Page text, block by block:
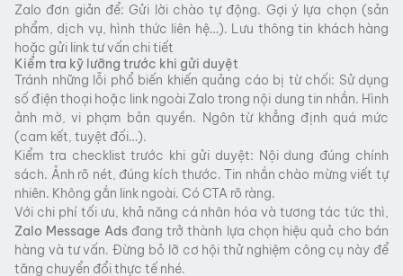
Zalo đơn giản để: Gửi lời chào tự động. Gợi ý lựa chọn (sản
phẩm, dịch vụ, hình thức liên hệ…). Lưu thông tin khách hàng
hoặc gửi link tư vấn chi tiết
Kiểm tra kỹ lưỡng trước khi gửi duyệt
Tránh những lỗi phổ biến khiến quảng cáo bị từ chối: Sử dụng
số điện thoại hoặc link ngoài Zalo trong nội dung tin nhắn. Hình
ảnh mờ, vi phạm bản quyền. Ngôn từ khẳng định quá mức
(cam kết, tuyệt đối…).
Kiểm tra checklist trước khi gửi duyệt: Nội dung đúng chính
sách. Ảnh rõ nét, đúng kích thước. Tin nhắn chào mừng viết tự
nhiên. Không gắn link ngoài. Có CTA rõ ràng.
Với chi phí tối ưu, khả năng cá nhân hóa và tương tác tức thì,
Zalo Message Adsđang trở thành lựa chọn hiệu quả cho bán
hàng và tư vấn. Đừng bỏ lỡ cơ hội thử nghiệm công cụ này để
tăng chuyển đổi thực tế nhé.